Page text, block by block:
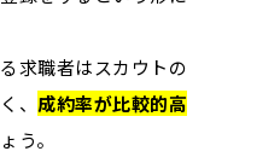
求職者はスカウトの
、 成約率が比較的高
う。